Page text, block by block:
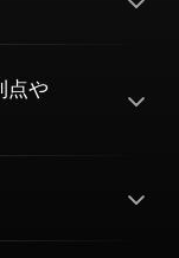
点や